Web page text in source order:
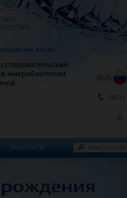
науки
микробиологии
RUS
КОНТАКТЫ